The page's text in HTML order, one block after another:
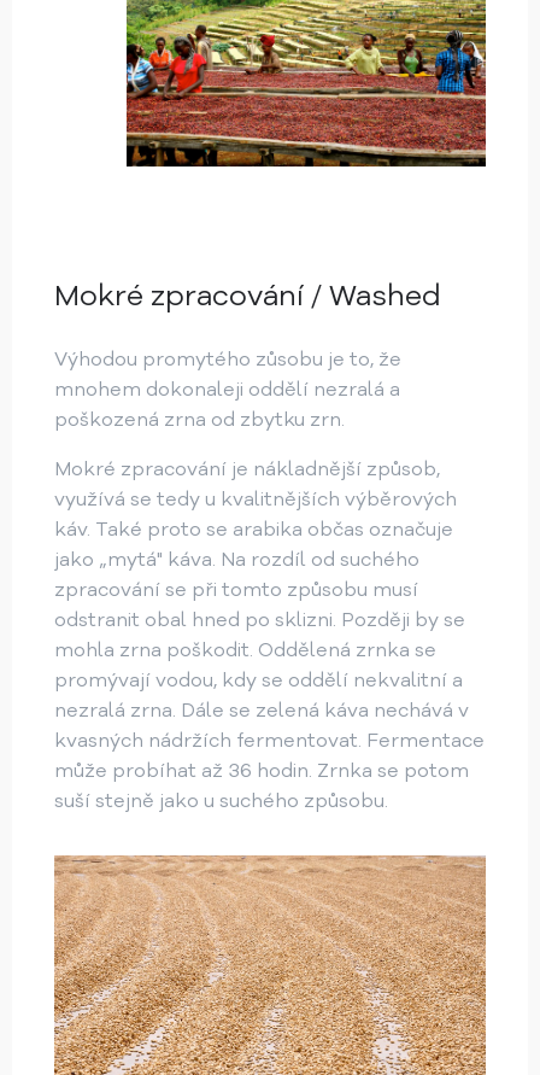
Mokré zpracování / Washed
Výhodou promytého zůsobu je to, že
mnohem dokonaleji oddělí nezralá a
poškozená zrna od zbytku zrn.
Mokré zpracování je nákladnější způsob,
využívá se tedy u kvalitnějších výběrových
káv. Také proto se arabika občas označuje
jako „mytá" káva. Na rozdíl od suchého
zpracování se při tomto způsobu musí
odstranit obal hned po sklizni. Později by se
mohla zrna poškodit. Oddělená zrnka se
promývají vodou, kdy se oddělí nekvalitní a
nezralá zrna. Dále se zelená káva nechává v
kvasných nádržích fermentovat. Fermentace
může probíhat až 36 hodin. Zrnka se potom
suší stejně jako u suchého způsobu.